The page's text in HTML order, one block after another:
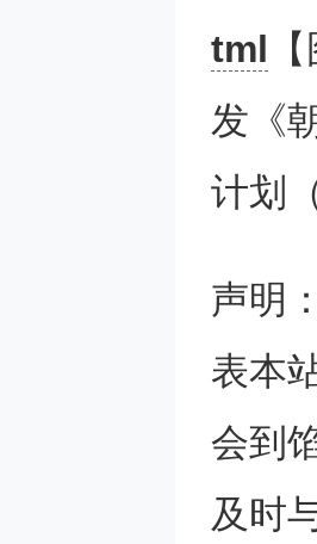
tml
发《
计划
声明
表本
会到
及时